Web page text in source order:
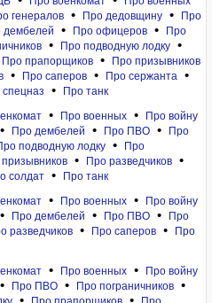
генералов • Про дедовщину •
Про
дембелей • Про офицеров •
Про
• Про подводную лодку •
Про прапорщиков • Про призывников
• Про саперов • Про сержанта •
• Про танк
• Про военных • Про войну
• Про дембелей • Про ПВО •
Про
подводную лодку •
Про
• Про разведчиков •
солдат • Про танк
• Про военных • Про войну
• Про дембелей • Про ПВО •
Про
разведчиков • Про саперов •
Про
• Про военных • Про войну
• Про ПВО • Про пограничников •
• •